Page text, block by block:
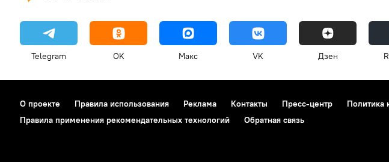
Telegram OK Макс VK Дзен
О проекте Правила использования Реклама Контакты Пресс-центр Политика
Правила применения рекомендательных технологий
Обратная связь